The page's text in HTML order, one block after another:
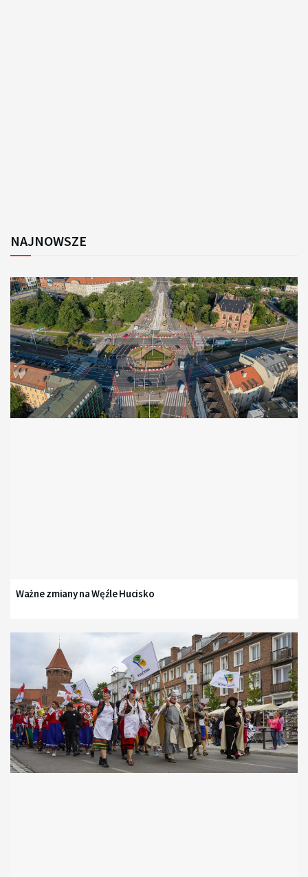
NAJNOWSZE
Ważne zmiany na Węźle Hucisko